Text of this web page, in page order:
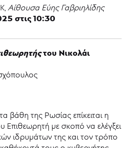
Αίθουσα Εύης Γαβριηλίδης
στις 10:30
του Νικολάι
βάθη της Ρωσίας επίκειται η
με σκοπό να ελέγξει
ιδρυμάτων της και τον τρόπο